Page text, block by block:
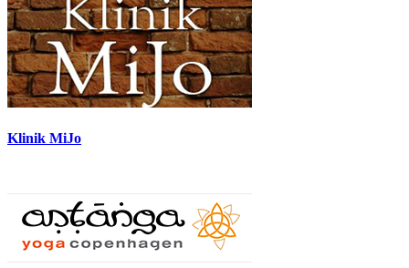
Klinik MiJo